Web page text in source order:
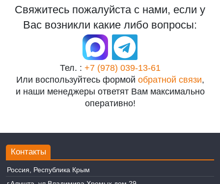
Свяжитесь пожалуйста с нами, если у
Вас возникли какие либо вопросы:
Тел. : +7 (978) 039-13-61
Или воспользуйтесь формой обратной связи,
и наши менеджеры ответят Вам максимально
оперативно!
Контакты
Россия, Республика Крым